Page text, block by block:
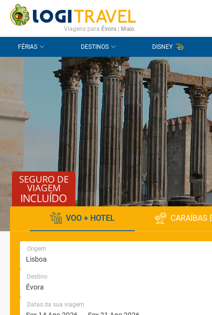
CONTACTO PERGUNTAS FREQUENTES
Viagens para Évora| Maio.
FÉRIAS DESTINOS DISNEY
VOO + HOTEL CARAÍBAS
Origem
Destino
Datas da sua viagem